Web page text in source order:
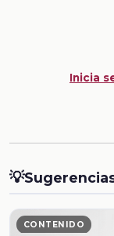
Inicia
💡
CONTENIDO